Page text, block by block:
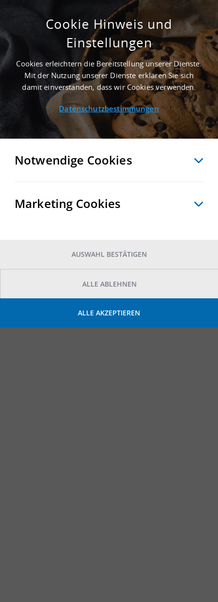
Cookie Hinweis und
Einstellungen
Cookies erleichtern die Bereitstellung unserer Dienste.
Mit der Nutzung unserer Dienste erklären Sie sich
damit einverstanden, dass wir Cookies verwenden.
Datenschutzbestimmungen
Notwendige Cookies
Marketing Cookies
AUSWAHL BESTÄTIGEN
ALLE ABLEHNEN
ALLE AKZEPTIEREN